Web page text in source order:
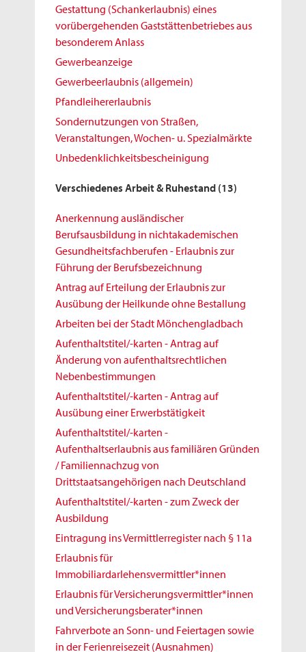
Gestattung (Schankerlaubnis) eines
vorübergehenden Gaststättenbetriebes aus
besonderem Anlass
Gewerbeanzeige
Gewerbeerlaubnis (allgemein)
Pfandleihererlaubnis
Sondernutzungen von Straßen,
Veranstaltungen, Wochen- u. Spezialmärkte
Unbedenklichkeitsbescheinigung
Verschiedenes Arbeit & Ruhestand (13)
Anerkennung ausländischer
Berufsausbildung in nichtakademischen
Gesundheitsfachberufen - Erlaubnis zur
Führung der Berufsbezeichnung
Antrag auf Erteilung der Erlaubnis zur
Ausübung der Heilkunde ohne Bestallung
Arbeiten bei der Stadt Mönchengladbach
Aufenthaltstitel/-karten - Antrag auf
Änderung von aufenthaltsrechtlichen
Nebenbestimmungen
Aufenthaltstitel/-karten - Antrag auf
Ausübung einer Erwerbstätigkeit
Aufenthaltstitel/-karten -
Aufenthaltserlaubnis aus familiären Gründen
/ Familiennachzug von
Drittstaatsangehörigen nach Deutschland
Aufenthaltstitel/-karten - zum Zweck der
Ausbildung
Eintragung ins Vermittlerregister nach § 11a
Erlaubnis für
Immobiliardarlehensvermittler*innen
Erlaubnis für Versicherungsvermittler*innen
und Versicherungsberater*innen
Fahrverbote an Sonn- und Feiertagen sowie
in der Ferienreisezeit (Ausnahmen)